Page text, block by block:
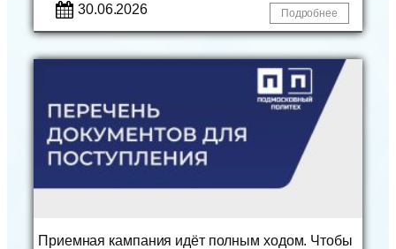
30.06.2026 Подробнее
Приемная кампания идёт полным ходом. Чтобы